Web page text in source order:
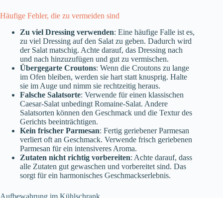
Häufige Fehler, die zu vermeiden sind
Zu viel Dressing verwenden: Eine häufige Falle ist es,
zu viel Dressing auf den Salat zu geben. Dadurch wird
der Salat matschig. Achte darauf, das Dressing nach
und nach hinzuzufügen und gut zu vermischen.
Übergegarte Croutons: Wenn die Croutons zu lange
im Ofen bleiben, werden sie hart statt knusprig. Halte
sie im Auge und nimm sie rechtzeitig heraus.
Falsche Salatsorte: Verwende für einen klassischen
Caesar-Salat unbedingt Romaine-Salat. Andere
Salatsorten können den Geschmack und die Textur des
Gerichts beeinträchtigen.
Kein frischer Parmesan: Fertig geriebener Parmesan
verliert oft an Geschmack. Verwende frisch geriebenen
Parmesan für ein intensiveres Aroma.
Zutaten nicht richtig vorbereiten: Achte darauf, dass
alle Zutaten gut gewaschen und vorbereitet sind. Das
sorgt für ein harmonisches Geschmackserlebnis.
Aufbewahrung im Kühlschrank